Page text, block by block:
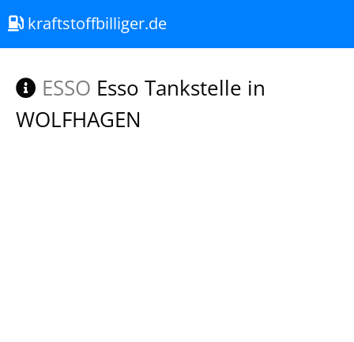
kraftstoffbilliger.de
ESSO Esso Tankstelle in
WOLFHAGEN